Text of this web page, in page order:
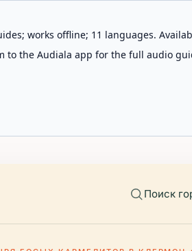
works offline; 11 languages.
to the Audiala app for the full audio
Поиск